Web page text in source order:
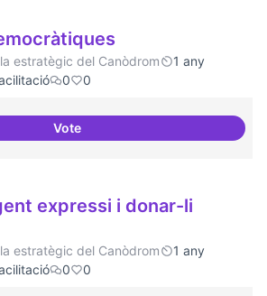
estratègic del Canòdrom
1 any
0 0
VoteTrobades democràtiques
expressi i donar-li
estratègic del Canòdrom
1 any
0 0